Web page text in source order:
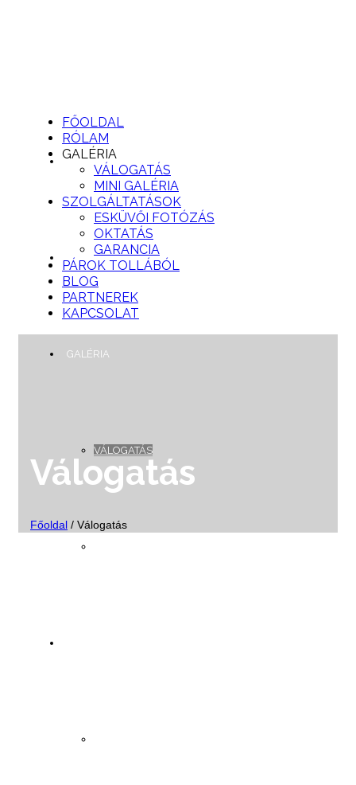
FŐOLDAL
RÓLAM
GALÉRIA
VÁLOGATÁS
FŐOLDAL
RÓLAM
GALÉRIA
VÁLOGATÁS
MINI GALÉRIA
SZOLGÁLTATÁSOK
ESKÜVŐI FOTÓZÁS
OKTATÁS
GARANCIA
PÁROK TOLLÁBÓL
BLOG
PARTNEREK
KAPCSOLAT
Válogatás
Főoldal / Válogatás